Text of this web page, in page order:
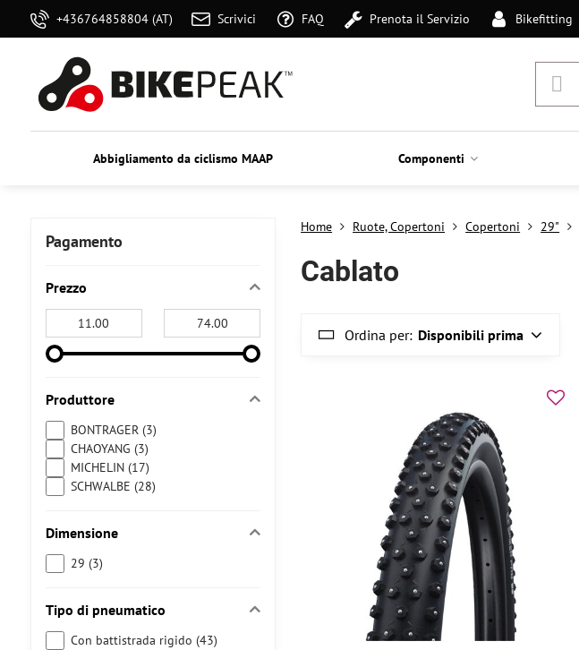
+436764858804 (AT) Scrivici FAQ Prenota il Servizio Bikefitting
Abbigliamento da ciclismo MAAP Componenti
Home Ruote, Copertoni Copertoni 29"
Cablato
Ordina per: Disponibili prima
Pagamento
Prezzo
From:
Produttore
BONTRAGER (3)
CHAOYANG (3)
MICHELIN (17)
SCHWALBE (28)
Dimensione
29 (3)
Tipo di pneumatico
Con battistrada rigido (43)